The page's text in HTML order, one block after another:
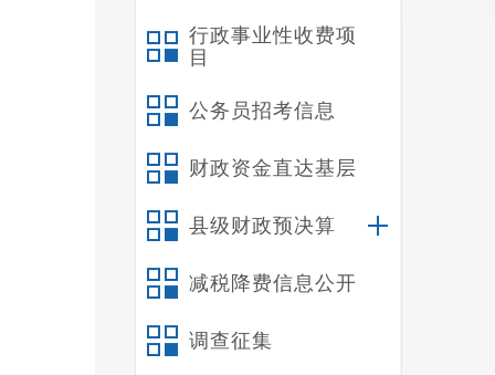
行政事业性收费项
目
公务员招考信息
财政资金直达基层
县级财政预决算
减税降费信息公开
调查征集